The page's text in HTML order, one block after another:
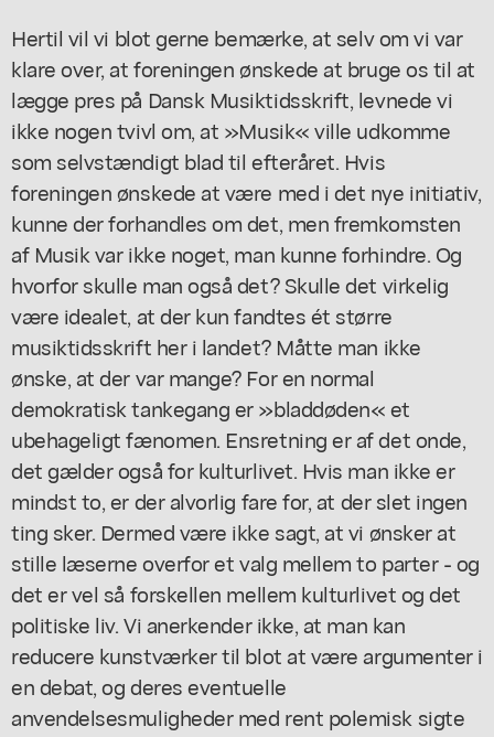
Hertil vil vi blot gerne bemærke, at selv om vi var
klare over, at foreningen ønskede at bruge os til at
lægge pres på Dansk Musiktidsskrift, levnede vi
ikke nogen tvivl om, at »Musik« ville udkomme
som selvstændigt blad til efteråret. Hvis
foreningen ønskede at være med i det nye initiativ,
kunne der forhandles om det, men fremkomsten
af Musik var ikke noget, man kunne forhindre. Og
hvorfor skulle man også det? Skulle det virkelig
være idealet, at der kun fandtes ét større
musiktidsskrift her i landet? Måtte man ikke
ønske, at der var mange? For en normal
demokratisk tankegang er »bladdøden« et
ubehageligt fænomen. Ensretning er af det onde,
det gælder også for kulturlivet. Hvis man ikke er
mindst to, er der alvorlig fare for, at der slet ingen
ting sker. Dermed være ikke sagt, at vi ønsker at
stille læserne overfor et valg mellem to parter - og
det er vel så forskellen mellem kulturlivet og det
politiske liv. Vi anerkender ikke, at man kan
reducere kunstværker til blot at være argumenter i
en debat, og deres eventuelle
anvendelsesmuligheder med rent polemisk sigte